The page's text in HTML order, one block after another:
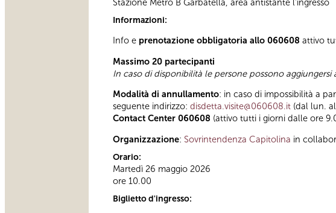
Stazione Metro B Garbatella, area antistante l’ingresso
Informazioni:
Info e prenotazione obbligatoria allo 060608 attivo
Massimo 20 partecipanti
In caso di disponibilità le persone possono
Modalità di annullamento: in caso di impossibilità a
seguente indirizzo: disdetta.visite@060608.it (dal lun.
Contact Center 060608 (attivo tutti i giorni dalle ore
Organizzazione: Sovrintendenza Capitolina in
Orario:
Martedì 26 maggio 2026
ore 10.00
Biglietto d'ingresso: